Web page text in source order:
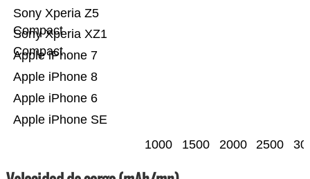
Apple iPhone SE
Apple iPhone 6
Apple iPhone 8
Apple iPhone 7
Sony Xperia XZ1
Compact
Sony Xperia Z5
Compact
1000 1500 2000 2500